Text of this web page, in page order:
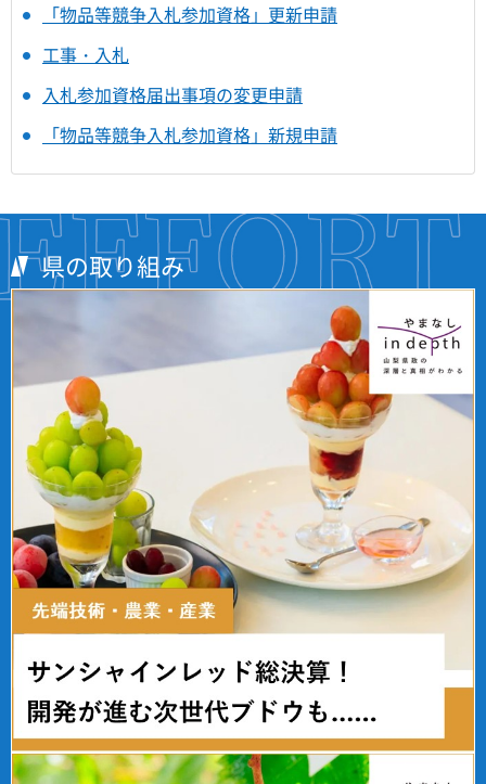
「物品等競争入札参加資格」更新申請
工事・入札
入札参加資格届出事項の変更申請
「物品等競争入札参加資格」新規申請
県の取り組み